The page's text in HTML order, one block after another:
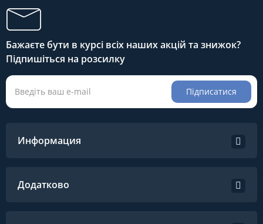
Бажаєте бути в курсі всіх наших акцій та знижок?
Підпишіться на розсилку
Підписатися
Информация
Додатково